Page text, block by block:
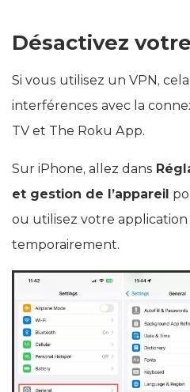
Désactivez
Si vous utilisez un VPN,
interférences avec la
TV et The Roku App.
Sur iPhone, allez dans
et gestion de l’appareil
ou utilisez votre
temporairement.